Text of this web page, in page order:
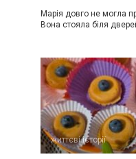
Марія довго не могла
Вона стояла біля
життєві історії